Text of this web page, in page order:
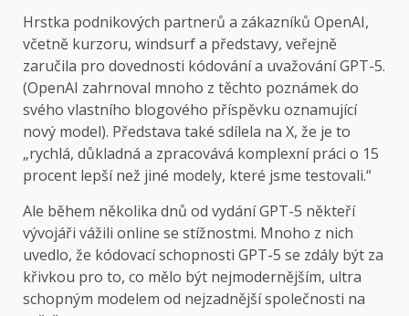
Hrstka podnikových partnerů a zákazníků OpenAI,
včetně kurzoru, windsurf a představy, veřejně
zaručila pro dovednosti kódování a uvažování GPT-5.
(OpenAI zahrnoval mnoho z těchto poznámek do
svého vlastního blogového příspěvku oznamující
nový model). Představa také sdílela na X, že je to
„rychlá, důkladná a zpracovává komplexní práci o 15
procent lepší než jiné modely, které jsme testovali.“
Ale během několika dnů od vydání GPT-5 někteří
vývojáři vážili online se stížnostmi. Mnoho z nich
uvedlo, že kódovací schopnosti GPT-5 se zdály být za
křivkou pro to, co mělo být nejmodernějším, ultra
schopným modelem od nejzadnější společnosti na